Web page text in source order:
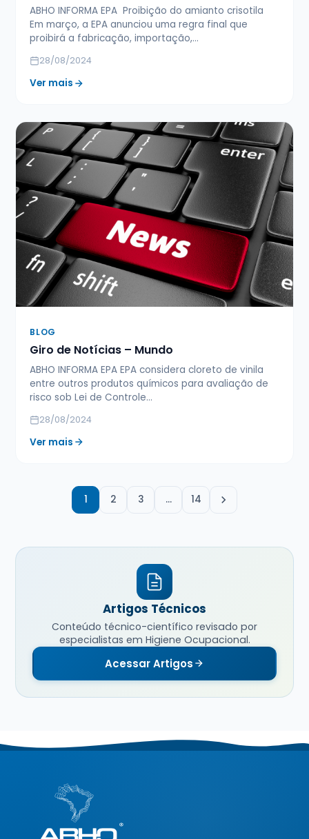
ABHO INFORMA EPA Proibição do amianto crisotila
Em março, a EPA anunciou uma regra final que
proibirá a fabricação, importação,…
28/08/2024
Ver mais
BLOG
Giro de Notícias – Mundo
ABHO INFORMA EPA EPA considera cloreto de vinila
entre outros produtos químicos para avaliação de
risco sob Lei de Controle…
28/08/2024
Ver mais
1 2 3 … 14
Artigos Técnicos
Conteúdo técnico-científico revisado por
especialistas em Higiene Ocupacional.
Acessar Artigos